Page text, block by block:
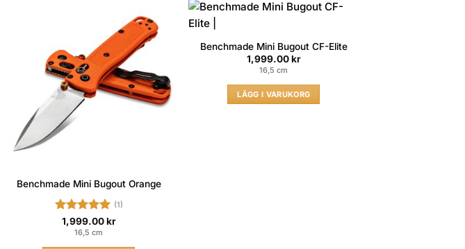
Benchmade Mini Bugout Orange
Betygsatt5
av 5
(1)
1,999.00kr
16,5 cm
Benchmade Mini Bugout CF-Elite
1,999.00kr
16,5 cm
LÄGG I VARUKORG